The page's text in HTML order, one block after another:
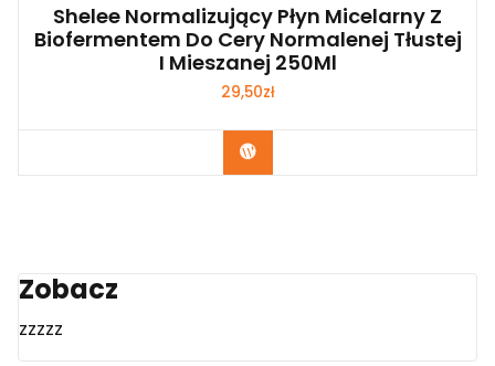
Shelee Normalizujący Płyn Micelarny Z
Biofermentem Do Cery Normalenej Tłustej
I Mieszanej 250Ml
29,50zł
Zobacz
Zobacz
zzzzz